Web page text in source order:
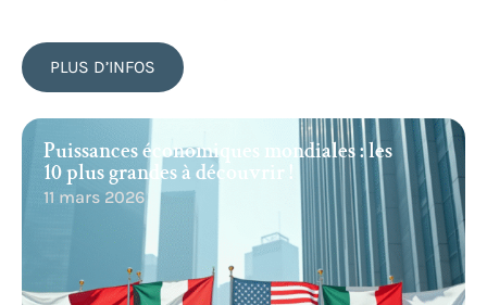
PLUS D’INFOS
Puissances économiques mondiales : les
10 plus grandes à découvrir !
11 mars 2026